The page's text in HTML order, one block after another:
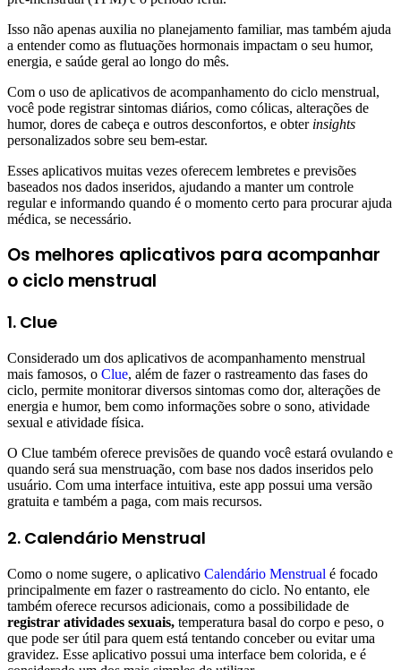
Isso não apenas auxilia no planejamento familiar, mas também ajuda
a entender como as flutuações hormonais impactam o seu humor,
energia, e saúde geral ao longo do mês.
Com o uso de aplicativos de acompanhamento do ciclo menstrual,
você pode registrar sintomas diários, como cólicas, alterações de
humor, dores de cabeça e outros desconfortos, e obter insights
personalizados sobre seu bem-estar.
Esses aplicativos muitas vezes oferecem lembretes e previsões
baseados nos dados inseridos, ajudando a manter um controle
regular e informando quando é o momento certo para procurar ajuda
médica, se necessário.
Os melhores aplicativos para acompanhar
o ciclo menstrual
1. Clue
Considerado um dos aplicativos de acompanhamento menstrual
mais famosos, o Clue, além de fazer o rastreamento das fases do
ciclo, permite monitorar diversos sintomas como dor, alterações de
energia e humor, bem como informações sobre o sono, atividade
sexual e atividade física.
O Clue também oferece previsões de quando você estará ovulando e
quando será sua menstruação, com base nos dados inseridos pelo
usuário. Com uma interface intuitiva, este app possui uma versão
gratuita e também a paga, com mais recursos.
2. Calendário Menstrual
Como o nome sugere, o aplicativo Calendário Menstrual é focado
principalmente em fazer o rastreamento do ciclo. No entanto, ele
também oferece recursos adicionais, como a possibilidade de
registrar atividades sexuais, temperatura basal do corpo e peso, o
que pode ser útil para quem está tentando conceber ou evitar uma
gravidez. Esse aplicativo possui uma interface bem colorida, e é